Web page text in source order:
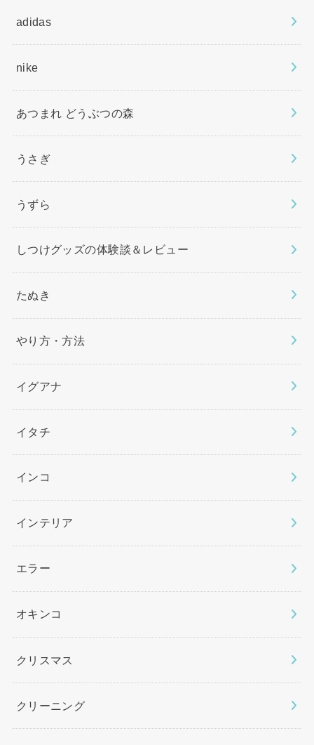
adidas
nike
あつまれ どうぶつの森
うさぎ
うずら
しつけグッズの体験談＆レビュー
たぬき
やり方・方法
イグアナ
イタチ
インコ
インテリア
エラー
オキンコ
クリスマス
クリーニング